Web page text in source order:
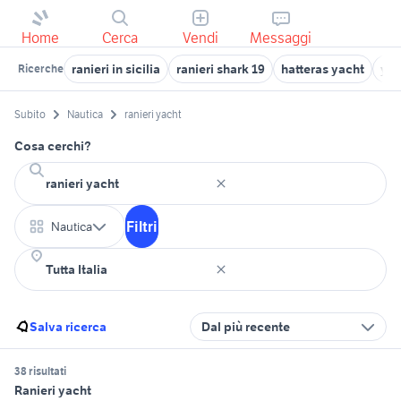
Home Cerca Vendi Messaggi
Ricerche ranieri in sicilia ranieri shark 19 hatteras yacht
Subito Nautica ranieri yacht
Cosa cerchi?
Nautica Filtri
Salva ricerca Dal più recente
38 risultati
Ranieri yacht